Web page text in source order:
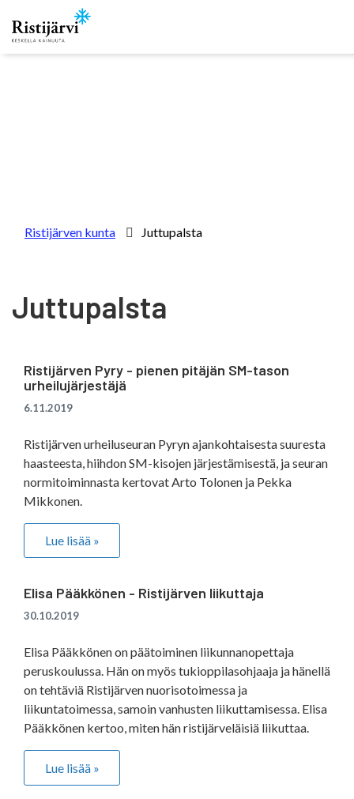
Ristijärven kunta Juttupalsta
Juttupalsta
Ristijärven Pyry - pienen pitäjän SM-tason
urheilujärjestäjä
6.11.2019
Ristijärven urheiluseuran Pyryn ajankohtaisesta suuresta
haasteesta, hiihdon SM-kisojen järjestämisestä, ja seuran
normitoiminnasta kertovat Arto Tolonen ja Pekka
Mikkonen.
Lue lisää »
Elisa Pääkkönen - Ristijärven liikuttaja
30.10.2019
Elisa Pääkkönen on päätoiminen liikunnanopettaja
peruskoulussa. Hän on myös tukioppilasohjaaja ja hänellä
on tehtäviä Ristijärven nuorisotoimessa ja
liikuntatoimessa, samoin vanhusten liikuttamisessa. Elisa
Pääkkönen kertoo, miten hän ristijärveläisiä liikuttaa.
Lue lisää »